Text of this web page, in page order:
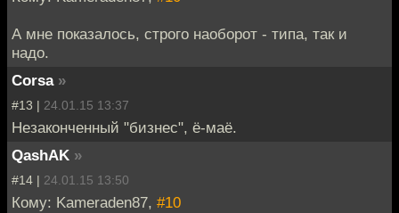
А мне показалось, строго наоборот - типа, так и
надо.
Corsa »
#13 | 24.01.15 13:37
Незаконченный "бизнес", ё-маё.
QashAK »
#14 | 24.01.15 13:50
Кому: Kameraden87, #10